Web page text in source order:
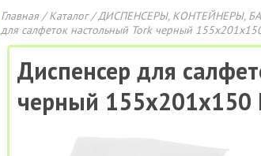
Главная/Каталог/ДИСПЕНСЕРЫ, КОНТЕЙНЕРЫ,
для салфеток настольный Tork черный
Диспенсер для
черный 155х201х150